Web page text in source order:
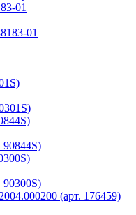
01
(арт. 176459)